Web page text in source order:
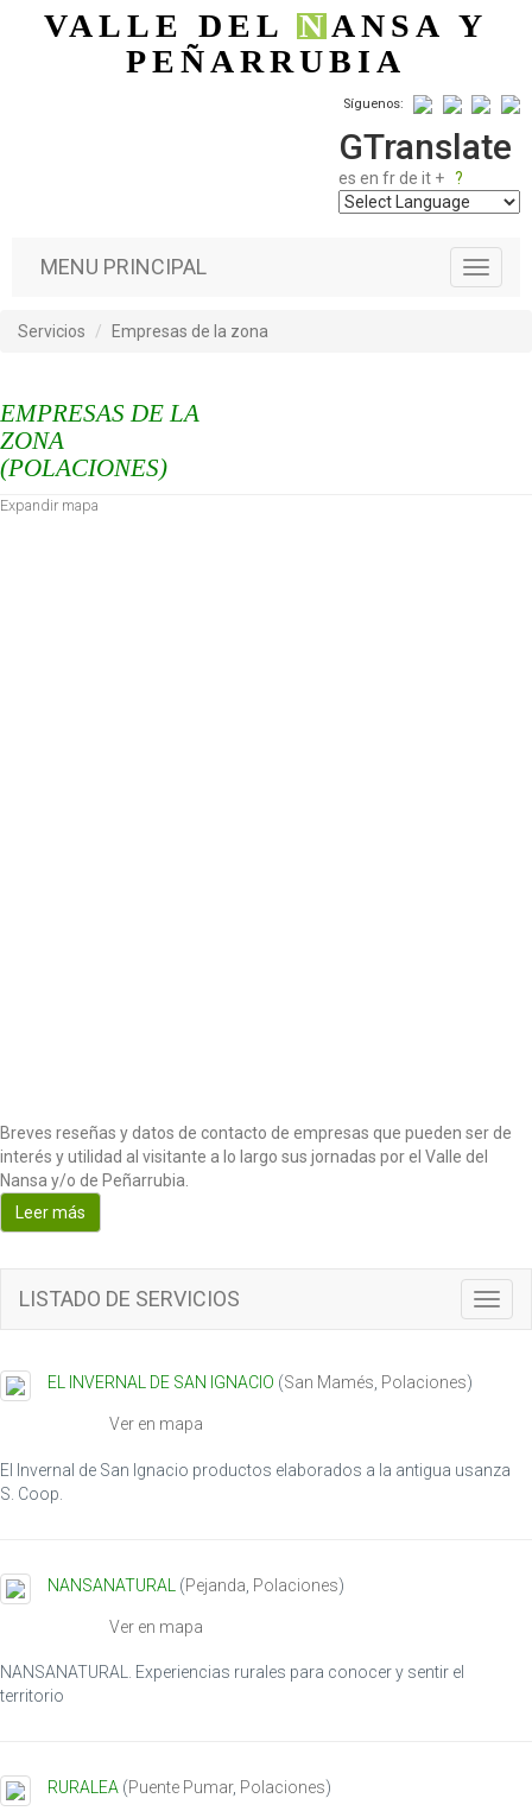
Pasar al contenido principal
VALLE DELNANSA Y
PEÑARRUBIA
Síguenos:
GTranslate
es en fr de it + ?
T
o
MENU PRINCIPAL
Servicios Empresas de la zona
EMPRESAS DE LA
ZONA
(POLACIONES)
Expandir mapa
Breves reseñas y datos de contacto de empresas que pueden ser de
interés y utilidad al visitante a lo largo sus jornadas por el Valle del
Nansa y/o de Peñarrubia.
Leer más
T
o
a
LISTADO DE SERVICIOS
EL INVERNAL DE SAN IGNACIO (San Mamés Polaciones)
Ver en mapa
El Invernal de San Ignacio productos elaborados a la antigua usanza
S. Coop.
NANSANATURAL (Pejanda Polaciones)
Ver en mapa
NANSANATURAL. Experiencias rurales para conocer y sentir el
territorio
RURALEA (Puente Pumar, Polaciones)